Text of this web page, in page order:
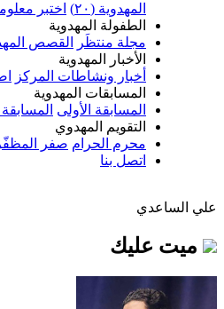
المهدوية (٢٠)
اختبر
الطفولة المهدوية
مجلة منتظَر
القصص
الأخبار المهدوية
أخبار ونشاطات المركز
المسابقات المهدوية
المسابقة الأولى المسابقة
التقويم المهدوي
محرم الحرام صفر المظفّر
اتصل بنا
علي الساعدي
ميت عليك